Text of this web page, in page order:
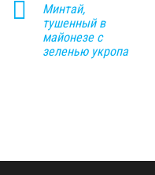
Минтай,
тушенный в
майонезе с
зеленью укропа